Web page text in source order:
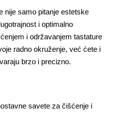
nije samo pitanje estetske
i optimalno
i održavanjem tastature
radno okruženje, već ćete i
brzo i precizno.
savete za čišćenje i